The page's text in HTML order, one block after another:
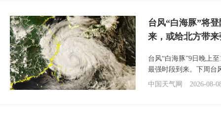
台风“白海豚”将
来，或给北方带
台风“白海豚”9日晚上
最强时段到来。下周台
中国天气网
2026-08-